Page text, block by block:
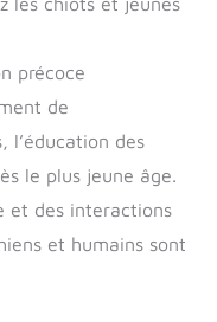
précoce
de
l’éducation des
le plus jeune âge.
et des interactions
et humains sont